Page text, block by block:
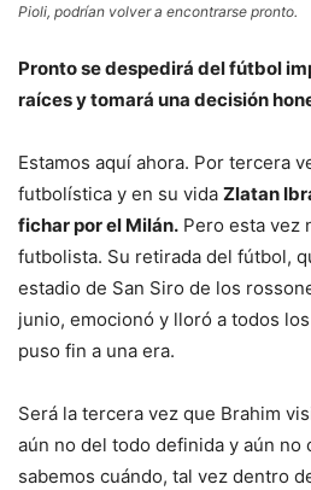
Pioli, podrían volver a encontrarse pronto.
Pronto se despedirá del fútbol
raíces y tomará una decisión
Estamos aquí ahora. Por tercera
futbolística y en su vida Zlatan
fichar por el Milán. Pero esta vez
futbolista. Su retirada del fútbol,
estadio de San Siro de los
junio, emocionó y lloró a todos
puso fin a una era.
Será la tercera vez que Brahim
aún no del todo definida y aún no
sabemos cuándo, tal vez dentro